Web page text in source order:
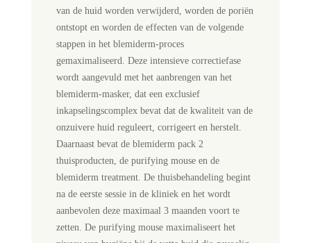
van de huid worden verwijderd, worden de poriën
ontstopt en worden de effecten van de volgende
stappen in het blemiderm-proces
gemaximaliseerd. Deze intensieve correctiefase
wordt aangevuld met het aanbrengen van het
blemiderm-masker, dat een exclusief
inkapselingscomplex bevat dat de kwaliteit van de
onzuivere huid reguleert, corrigeert en herstelt.
Daarnaast bevat de blemiderm pack 2
thuisproducten, de purifying mouse en de
blemiderm treatment. De thuisbehandeling begint
na de eerste sessie in de kliniek en het wordt
aanbevolen deze maximaal 3 maanden voort te
zetten. De purifying mouse maximaliseert het